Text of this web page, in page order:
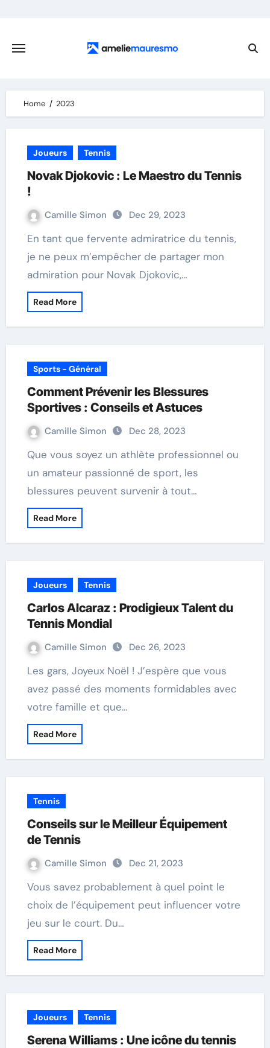
content
Home 2023
Joueurs Tennis
Novak Djokovic : Le Maestro du Tennis
!
Camille Simon Dec 29, 2023
En tant que fervente admiratrice du tennis,
je ne peux m’empêcher de partager mon
admiration pour Novak Djokovic,…
Read More
Sports - Général
Comment Prévenir les Blessures
Sportives : Conseils et Astuces
Camille Simon Dec 28, 2023
Que vous soyez un athlète professionnel ou
un amateur passionné de sport, les
blessures peuvent survenir à tout…
Read More
Joueurs Tennis
Carlos Alcaraz : Prodigieux Talent du
Tennis Mondial
Camille Simon Dec 26, 2023
Les gars, Joyeux Noël ! J’espère que vous
avez passé des moments formidables avec
votre famille et que…
Read More
Tennis
Conseils sur le Meilleur Équipement
de Tennis
Camille Simon Dec 21, 2023
Vous savez probablement à quel point le
choix de l’équipement peut influencer votre
jeu sur le court. Du…
Read More
Joueurs Tennis
Serena Williams : Une icône du tennis